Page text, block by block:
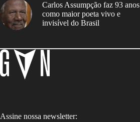
Carlos Assumpção faz 93 anos
como maior poeta vivo e
invisível do Brasil
Assine nossa newsletter: